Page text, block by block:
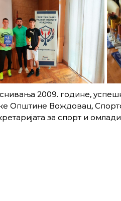
2009. године,
Општине Вождовац,
за спорт и